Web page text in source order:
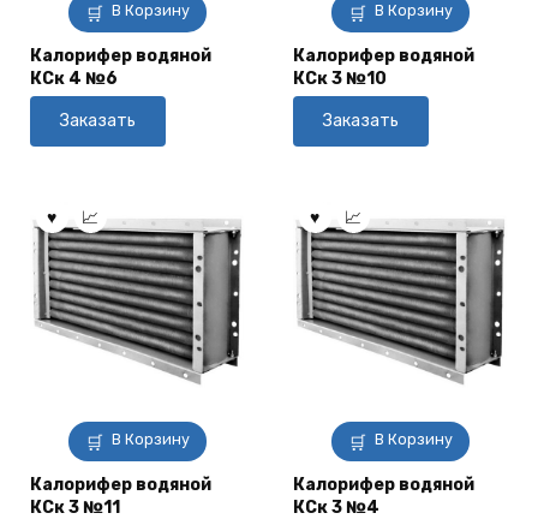
В Корзину
Калорифер водяной
КСк 4 №6
Заказать
В Корзину
Калорифер водяной
КСк 3 №10
Заказать
В Корзину
Калорифер водяной
КСк 3 №11
В Корзину
Калорифер водяной
КСк 3 №4